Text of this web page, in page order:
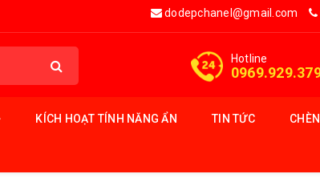
dodepchanel@gmail.com
Hotline
KÍCH HOẠT TÍNH NĂNG ẨN TIN TỨC